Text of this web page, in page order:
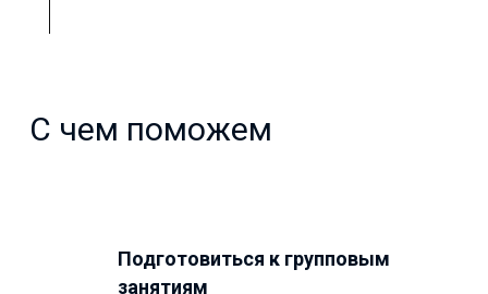
С чем поможем
Подготовиться к групповым
занятиям